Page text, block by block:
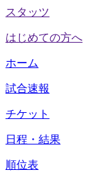
スタッツ
はじめての方へ
ホーム
試合速報
チケット
日程・結果
順位表